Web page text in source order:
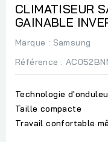
CLIMATISEUR
GAINABLE
Marque : Samsung
Référence :
Technologie
Taille compacte
Travail confortable